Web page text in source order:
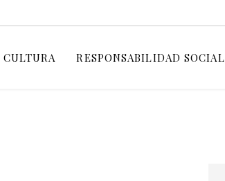
CULTURA RESPONSABILIDAD SOCIAL